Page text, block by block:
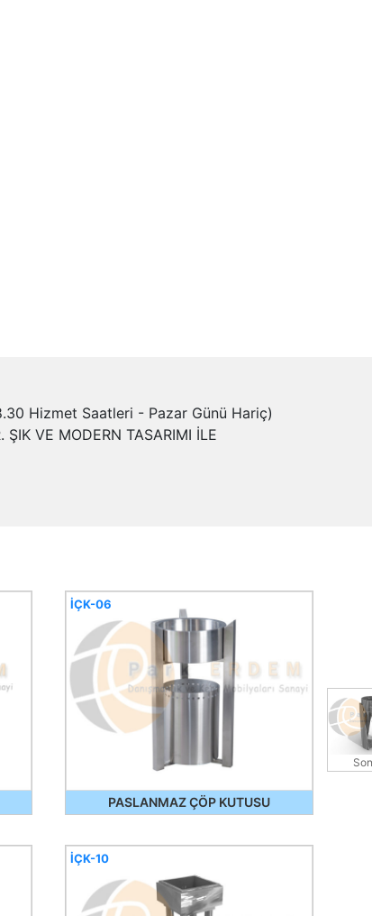
Hizmet Saatleri - Pazar Günü Hariç)
VE MODERN TASARIMI İLE
PASLANMAZ ÇÖP KUTUSU
İÇK-06
İÇK-10